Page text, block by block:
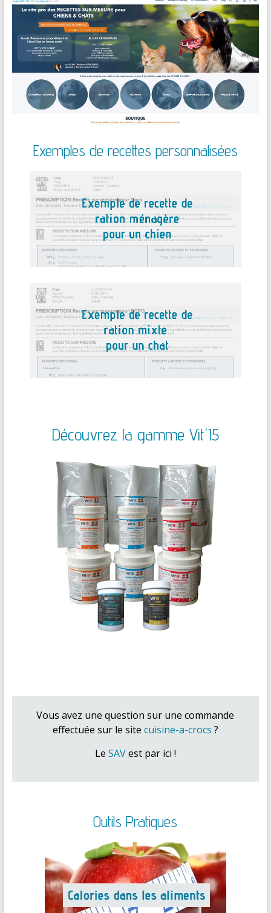
Exemples de recettes personnalisées
Découvrez la gamme Vit'I5
Vous avez une question sur une commande
effectuée sur le site cuisine-a-crocs ?
Le SAVest par ici !
Outils Pratiques